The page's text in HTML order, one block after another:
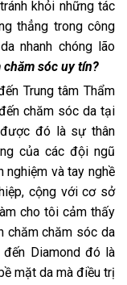
khỏi những tác
thẳng trong công
nhanh chóng lão
sóc uy tín?
Trung tâm Thẩm
chăm sóc da tại
đó là sự thân
của các đội ngũ
nghiệm và tay nghề
cộng với cơ sở
cho tôi cảm thấy
chăm chăm sóc da
Diamond đó là
mặt da mà điều trị